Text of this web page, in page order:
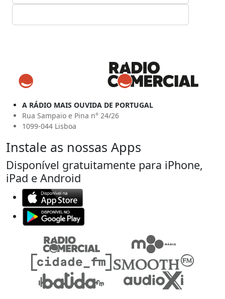
A RÁDIO MAIS OUVIDA DE PORTUGAL
Rua Sampaio e Pina n° 24/26
1099-044 Lisboa
Instale as nossas Apps
Disponível gratuitamente para iPhone,
iPad e Android